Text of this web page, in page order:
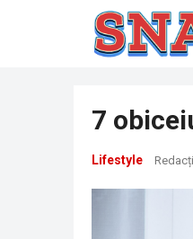
7
Lifestyle